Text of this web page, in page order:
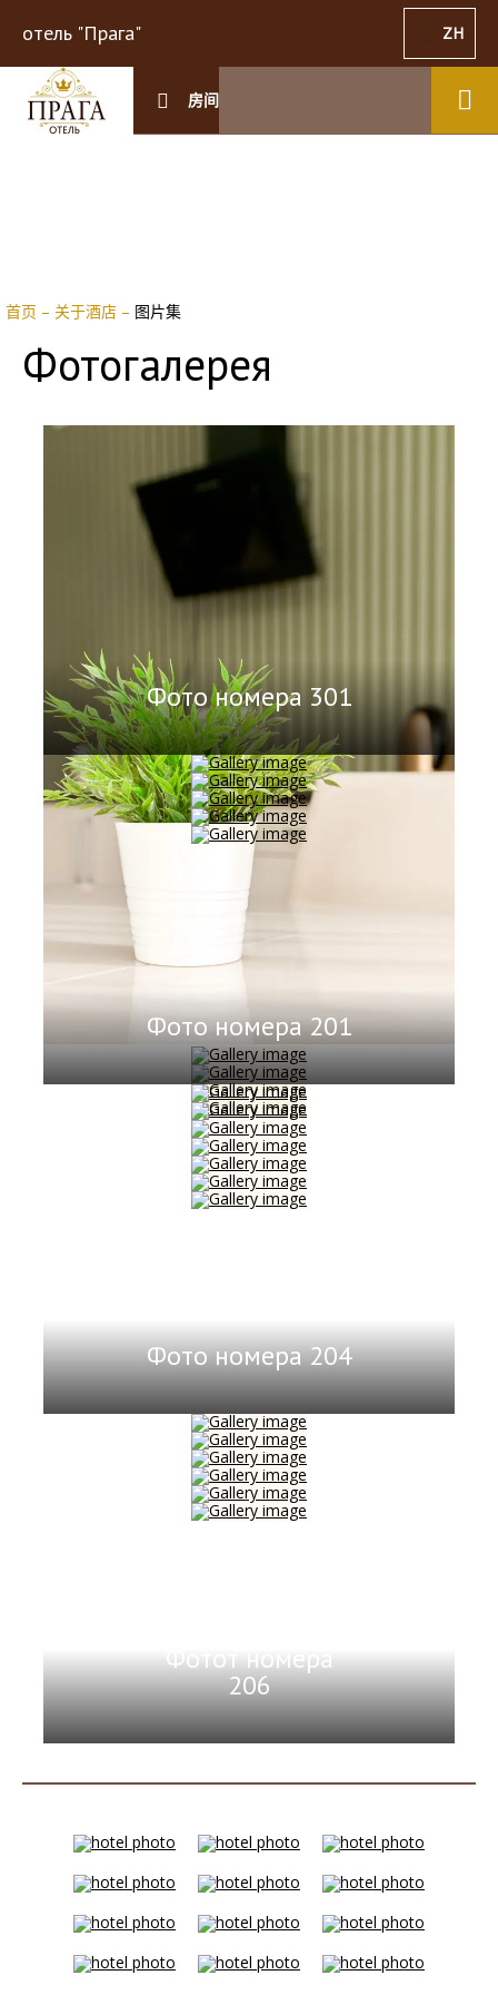
отель "Прага" ZH
房间
首页 – 关于酒店 – 图片集
Фотогалерея
Фото номера 301
Фото номера 201
Фото номера 204
Фотот номера
206